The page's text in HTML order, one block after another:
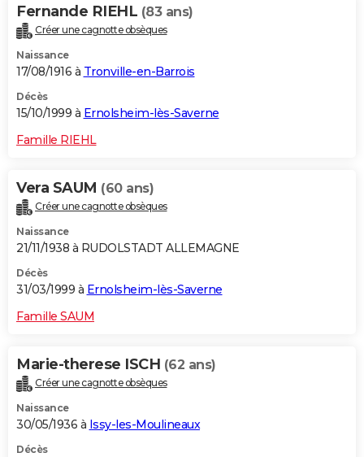
Fernande RIEHL (83 ans)
Créer une cagnotte obsèques
Naissance
17/08/1916 à Tronville-en-Barrois
Décès
15/10/1999 à Ernolsheim-lès-Saverne
Famille RIEHL
Vera SAUM (60 ans)
Créer une cagnotte obsèques
Naissance
21/11/1938 à RUDOLSTADT ALLEMAGNE
Décès
31/03/1999 à Ernolsheim-lès-Saverne
Famille SAUM
Marie-therese ISCH (62 ans)
Créer une cagnotte obsèques
Naissance
30/05/1936 à Issy-les-Moulineaux
Décès